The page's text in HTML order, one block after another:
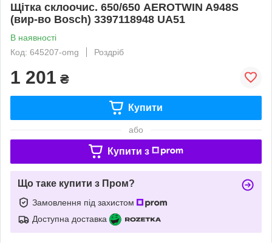
Щітка склоочис. 650/650 AEROTWIN A948S
(вир-во Bosch) 3397118948 UA51
В наявності
Код: 645207-omg
Роздріб
1 201 ₴
Купити
або
Купити з
Що таке купити з Пром?
Замовлення під захистом
Доступна доставка